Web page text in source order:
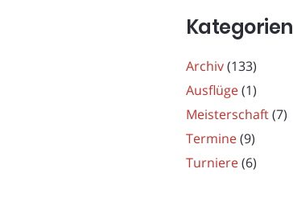
Kategorien
Archiv(133)
Ausflüge(1)
Meisterschaft(7)
Termine(9)
Turniere(6)